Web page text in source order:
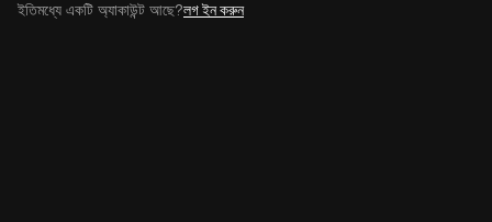
ইতিমধ্যে একটি অ্যাকাউন্ট আছে?লগ ইন করুন